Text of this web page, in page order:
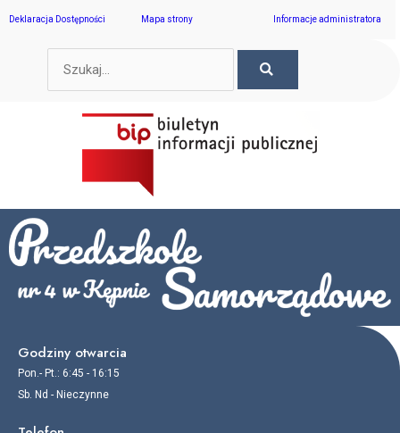
Deklaracja Dostępności Mapa strony Informacje administratora
SEARCH
Godziny otwarcia
Pon.- Pt.: 6:45 - 16:15
Sb. Nd - Nieczynne